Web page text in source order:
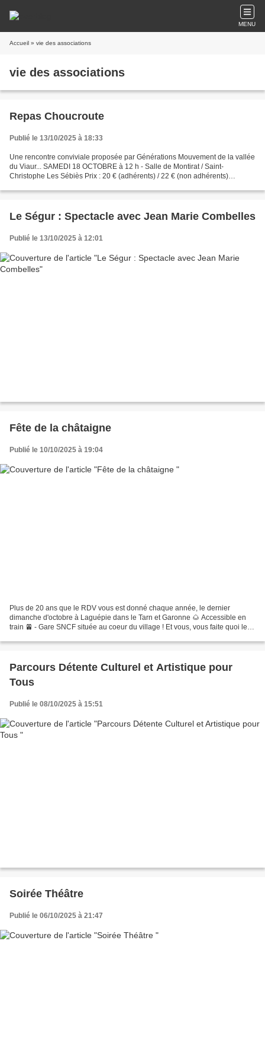
MENU
Accueil » vie des associations
vie des associations
Repas Choucroute
Publié le 13/10/2025 à 18:33
Une rencontre conviviale proposée par Générations Mouvement de la vallée
du Viaur... SAMEDI 18 OCTOBRE à 12 h - Salle de Montirat / Saint-
Christophe Les Sébiès Prix : 20 € (adhérents) / 22 € (non adhérents)
Le Ségur : Spectacle avec Jean Marie Combelles
Publié le 13/10/2025 à 12:01
Fête de la châtaigne
Publié le 10/10/2025 à 19:04
Plus de 20 ans que le RDV vous est donné chaque année, le dernier
dimanche d'octobre à Laguépie dans le Tarn et Garonne 🌰 Accessible en
train 🚈 - Gare SNCF située au coeur du village ! Et vous, vous faite quoi le
Parcours Détente Culturel et Artistique pour
Tous
Publié le 08/10/2025 à 15:51
Soirée Théâtre
Publié le 06/10/2025 à 21:47